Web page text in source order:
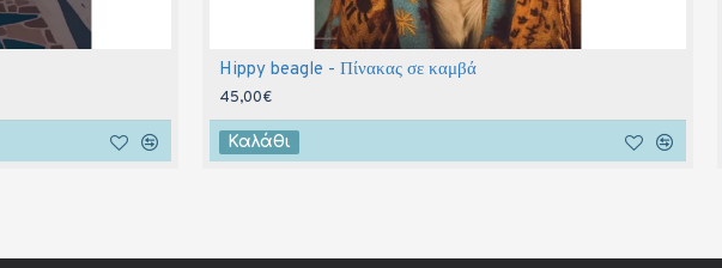
Hippy beagle - Πίνακας σε καμβά
45,00€
Καλάθι